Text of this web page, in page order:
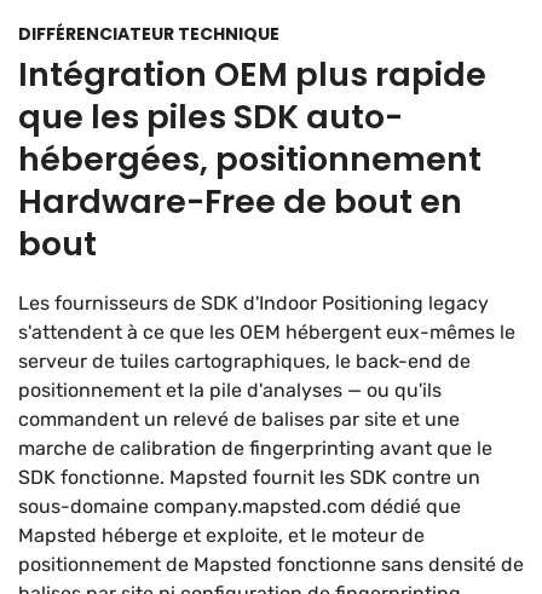
DIFFÉRENCIATEUR TECHNIQUE
Intégration OEM plus rapide
que les piles SDK auto-
hébergées, positionnement
Hardware-Free de bout en
bout
Les fournisseurs de SDK d'Indoor Positioning legacy
s'attendent à ce que les OEM hébergent eux-mêmes le
serveur de tuiles cartographiques, le back-end de
positionnement et la pile d'analyses — ou qu'ils
commandent un relevé de balises par site et une
marche de calibration de fingerprinting avant que le
SDK fonctionne. Mapsted fournit les SDK contre un
sous-domaine company.mapsted.com dédié que
Mapsted héberge et exploite, et le moteur de
positionnement de Mapsted fonctionne sans densité de